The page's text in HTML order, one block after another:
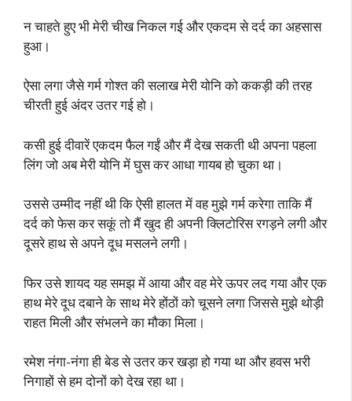
न चाहते हुए भी मेरी चीख निकल गई और एकदम से दर्द का अहसास
हुआ।
ऐसा लगा जैसे गर्म गोश्त की सलाख मेरी योनि को ककड़ी की तरह
चीरती हुई अंदर उतर गई हो।
कसी हुई दीवारें एकदम फैल गईं और मैं देख सकती थी अपना पहला
लिंग जो अब मेरी योनि में घुस कर आधा गायब हो चुका था।
उससे उम्मीद नहीं थी कि ऐसी हालत में वह मुझे गर्म करेगा ताकि मैं
दर्द को फेस कर सकूं तो मैं खुद ही अपनी क्लिटोरिस रगड़ने लगी और
दूसरे हाथ से अपने दूध मसलने लगी।
फिर उसे शायद यह समझ में आया और वह मेरे ऊपर लद गया और एक
हाथ मेरे दूध दबाने के साथ मेरे होंठों को चूसने लगा जिससे मुझे थोड़ी
राहत मिली और संभलने का मौका मिला।
रमेश नंगा-नंगा ही बेड से उतर कर खड़ा हो गया था और हवस भरी
निगाहों से हम दोनों को देख रहा था।